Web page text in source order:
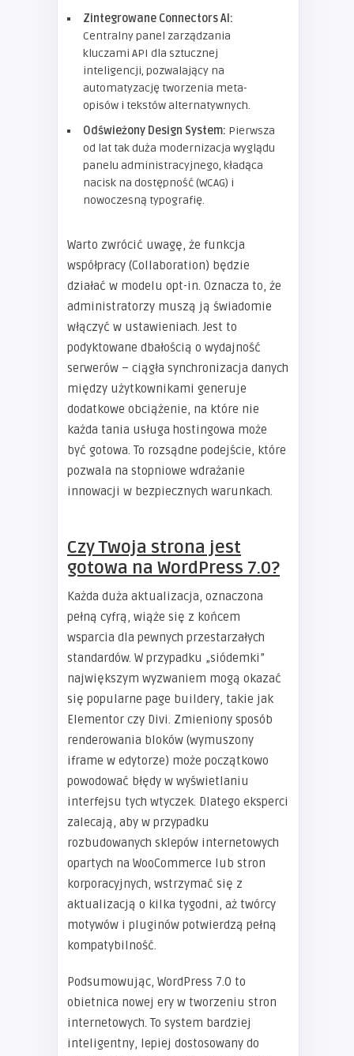
Zintegrowane Connectors AI:
Centralny panel zarządzania
kluczami API dla sztucznej
inteligencji, pozwalający na
automatyzację tworzenia meta-
opisów i tekstów alternatywnych.
Odświeżony Design System: Pierwsza
od lat tak duża modernizacja wyglądu
panelu administracyjnego, kładąca
nacisk na dostępność (WCAG) i
nowoczesną typografię.
Warto zwrócić uwagę, że funkcja
współpracy (Collaboration) będzie
działać w modelu opt-in. Oznacza to, że
administratorzy muszą ją świadomie
włączyć w ustawieniach. Jest to
podyktowane dbałością o wydajność
serwerów – ciągła synchronizacja danych
między użytkownikami generuje
dodatkowe obciążenie, na które nie
każda tania usługa hostingowa może
być gotowa. To rozsądne podejście, które
pozwala na stopniowe wdrażanie
innowacji w bezpiecznych warunkach.
Czy Twoja strona jest
gotowa na WordPress 7.0?
Każda duża aktualizacja, oznaczona
pełną cyfrą, wiąże się z końcem
wsparcia dla pewnych przestarzałych
standardów. W przypadku „siódemki”
największym wyzwaniem mogą okazać
się popularne page buildery, takie jak
Elementor czy Divi. Zmieniony sposób
renderowania bloków (wymuszony
iframe w edytorze) może początkowo
powodować błędy w wyświetlaniu
interfejsu tych wtyczek. Dlatego eksperci
zalecają, aby w przypadku
rozbudowanych sklepów internetowych
opartych na WooCommerce lub stron
korporacyjnych, wstrzymać się z
aktualizacją o kilka tygodni, aż twórcy
motywów i pluginów potwierdzą pełną
kompatybilność.
Podsumowując, WordPress 7.0 to
obietnica nowej ery w tworzeniu stron
internetowych. To system bardziej
inteligentny, lepiej dostosowany do